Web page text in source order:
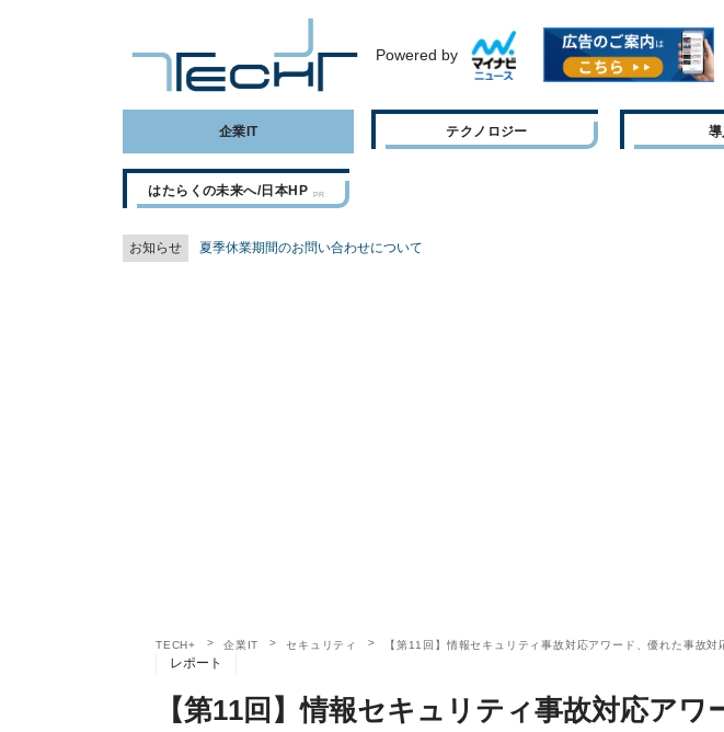
Powered by
企業IT テクノロジー 導
はたらくの未来へ/日本HP
お知らせ 夏季休業期間のお問い合わせについて
TECH+ 企業IT セキュリティ 【第11回】情報セキュリティ事故対応アワード、優れた事故対
レポート
【第11回】情報セキュリティ事故対応アワ